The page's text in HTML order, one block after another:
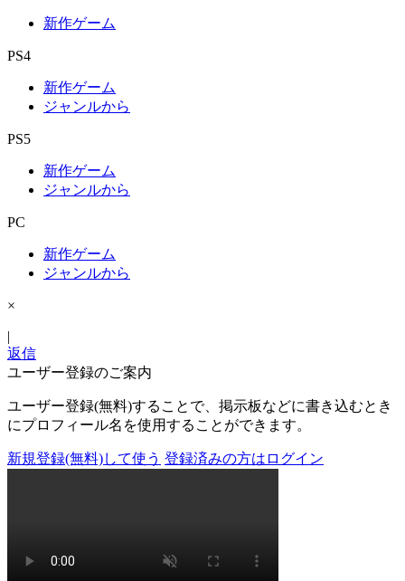
新作ゲーム
PS4
新作ゲーム
ジャンルから
PS5
新作ゲーム
ジャンルから
PC
新作ゲーム
ジャンルから
×
|
返信
ユーザー登録のご案内
ユーザー登録(無料)することで、掲示板などに書き込むとき
にプロフィール名を使用することができます。
新規登録(無料)して使う 登録済みの方はログイン